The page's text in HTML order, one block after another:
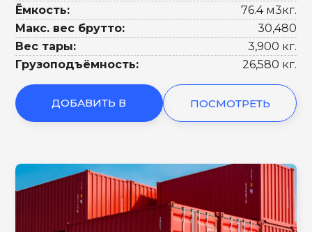
Ёмкость:
76.4 м3кг.
Макс. вес брутто:
30,480
Вес тары:
3,900 кг.
Грузоподъёмность:
26,580 кг.
ДОБАВИТЬ В ПОСМОТРЕТЬ